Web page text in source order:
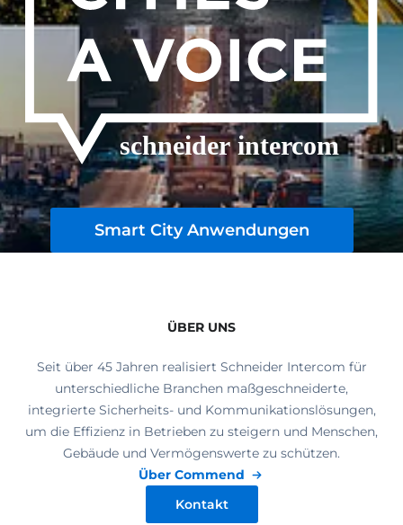
Smart City Anwendungen
ÜBER UNS
Seit über 45 Jahren realisiert Schneider Intercom für
unterschiedliche Branchen maßgeschneiderte,
integrierte Sicherheits- und Kommunikationslösungen,
um die Effizienz in Betrieben zu steigern und Menschen,
Gebäude und Vermögenswerte zu schützen.
Über Commend
Kontakt